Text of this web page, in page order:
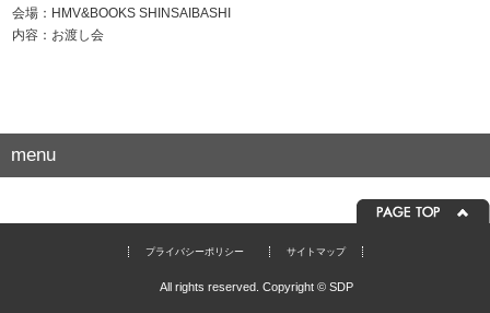
会場：HMV&BOOKS SHINSAIBASHI
内容：お渡し会
menu
プライバシーポリシー サイトマップ
All rights reserved. Copyright © SDP